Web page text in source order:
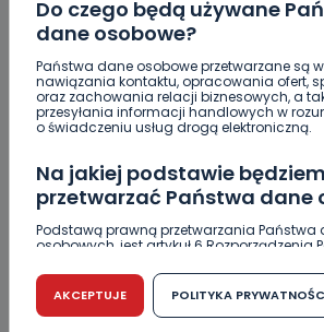
Do czego będą używane
dane osobowe?
Państwa dane osobowe przetwarzane są
nawiązania kontaktu, opracowania ofert,
oraz zachowania relacji biznesowych, a
przesyłania informacji handlowych w
o świadczeniu usług drogą elektroniczną.
Na jakiej podstawie
przetwarzać Państwa dane
Podstawą prawną przetwarzania Państwa
osobowych, jest artykuł 6 Rozporządzenia
r. w sprawie ochrony osób fizycznych w
przetwarzaniem danych osobowych w
swobodnego przepływu takich danych
dyrektywy 95/46/WE (RODO).
AKCEPTUJE POLITYKA